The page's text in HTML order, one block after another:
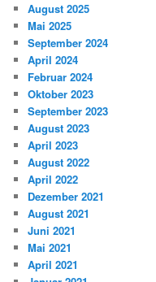
August 2025
Mai 2025
September 2024
April 2024
Februar 2024
Oktober 2023
September 2023
August 2023
April 2023
August 2022
April 2022
Dezember 2021
August 2021
Juni 2021
Mai 2021
April 2021